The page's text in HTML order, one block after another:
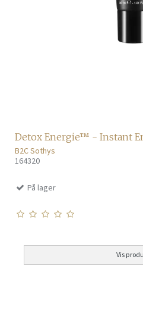
Detox Energie™ - Instant
B2C Sothys
164320
På lager
Vis